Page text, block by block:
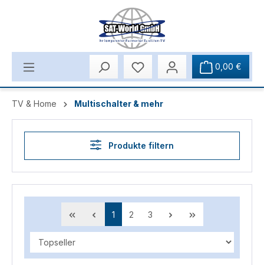
0,00 €
TV & Home Multischalter & mehr
Produkte filtern
Seite
1 Seite
2 Seite
3